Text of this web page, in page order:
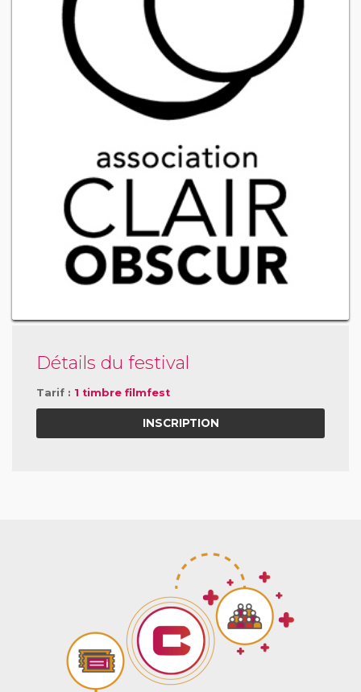
Détails du festival
Tarif : 1 timbre filmfest
INSCRIPTION